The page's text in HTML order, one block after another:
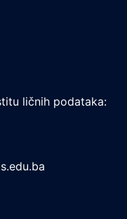
ličnih podataka: